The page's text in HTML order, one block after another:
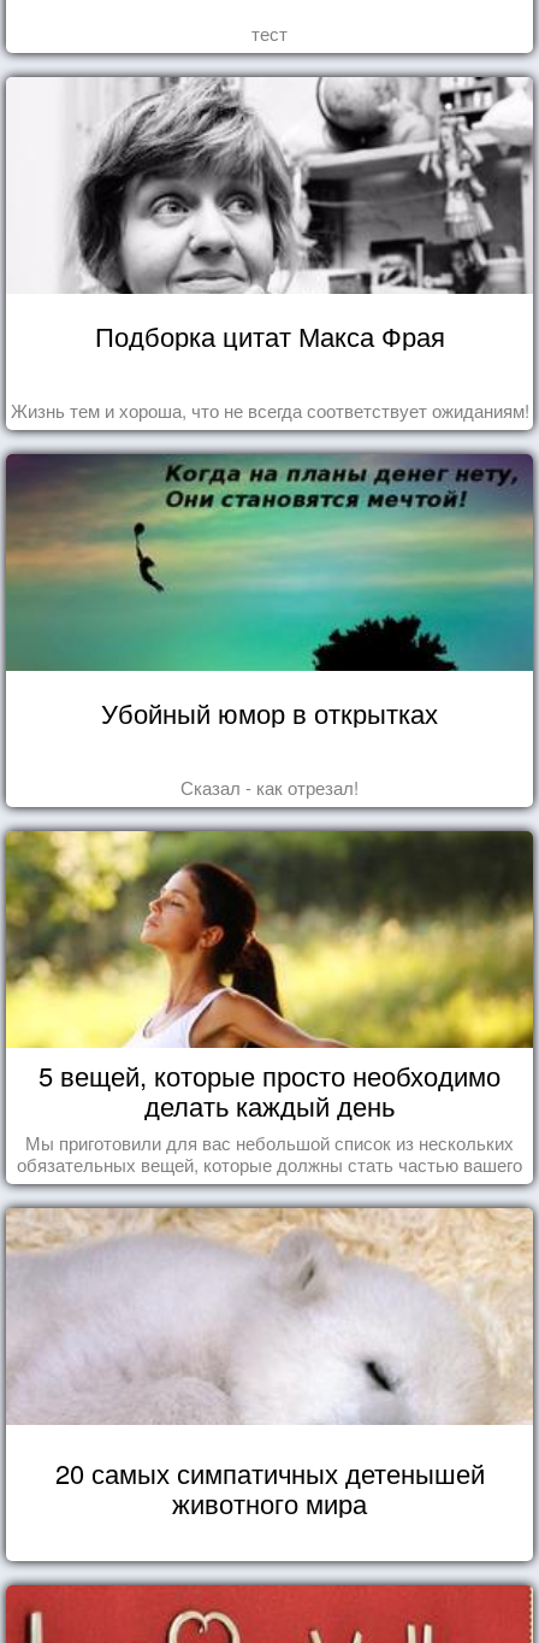
тест
Подборка цитат Макса Фрая
Жизнь тем и хороша, что не всегда соответствует ожиданиям!
Убойный юмор в открытках
Сказал - как отрезал!
5 вещей, которые просто необходимо
делать каждый день
Мы приготовили для вас небольшой список из нескольких
обязательных вещей, которые должны стать частью вашего
дня.
20 самых симпатичных детенышей
животного мира